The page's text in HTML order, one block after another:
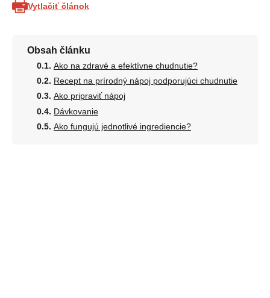
Vytlačiť článok
Obsah článku
Ako na zdravé a efektívne chudnutie?
Recept na prírodný nápoj podporujúci chudnutie
Ako pripraviť nápoj
Dávkovanie
Ako fungujú jednotlivé ingrediencie?